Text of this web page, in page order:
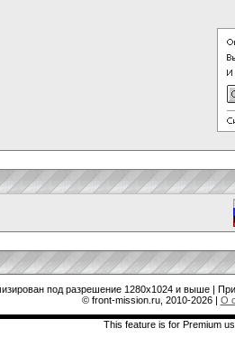
под разрешение 1280x1024 и выше |
© front-mission.ru, 2010-2026| О
This feature is for Premium